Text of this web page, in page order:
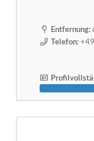
Entfernung:
Telefon: